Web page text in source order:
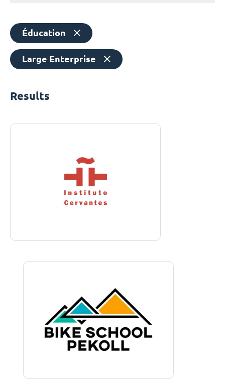
Éducation
Large Enterprise
Results